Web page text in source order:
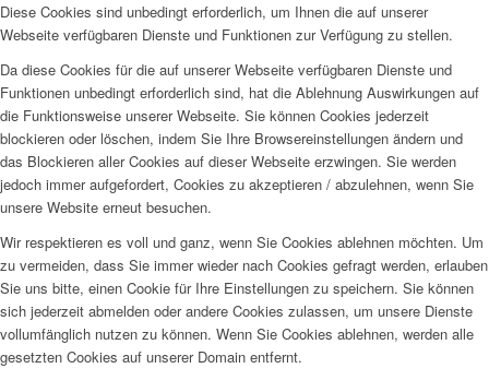
Diese Cookies sind unbedingt erforderlich, um Ihnen die auf unserer
Webseite verfügbaren Dienste und Funktionen zur Verfügung zu stellen.
Da diese Cookies für die auf unserer Webseite verfügbaren Dienste und
Funktionen unbedingt erforderlich sind, hat die Ablehnung Auswirkungen auf
die Funktionsweise unserer Webseite. Sie können Cookies jederzeit
blockieren oder löschen, indem Sie Ihre Browsereinstellungen ändern und
das Blockieren aller Cookies auf dieser Webseite erzwingen. Sie werden
jedoch immer aufgefordert, Cookies zu akzeptieren / abzulehnen, wenn Sie
unsere Website erneut besuchen.
Wir respektieren es voll und ganz, wenn Sie Cookies ablehnen möchten. Um
zu vermeiden, dass Sie immer wieder nach Cookies gefragt werden, erlauben
Sie uns bitte, einen Cookie für Ihre Einstellungen zu speichern. Sie können
sich jederzeit abmelden oder andere Cookies zulassen, um unsere Dienste
vollumfänglich nutzen zu können. Wenn Sie Cookies ablehnen, werden alle
gesetzten Cookies auf unserer Domain entfernt.